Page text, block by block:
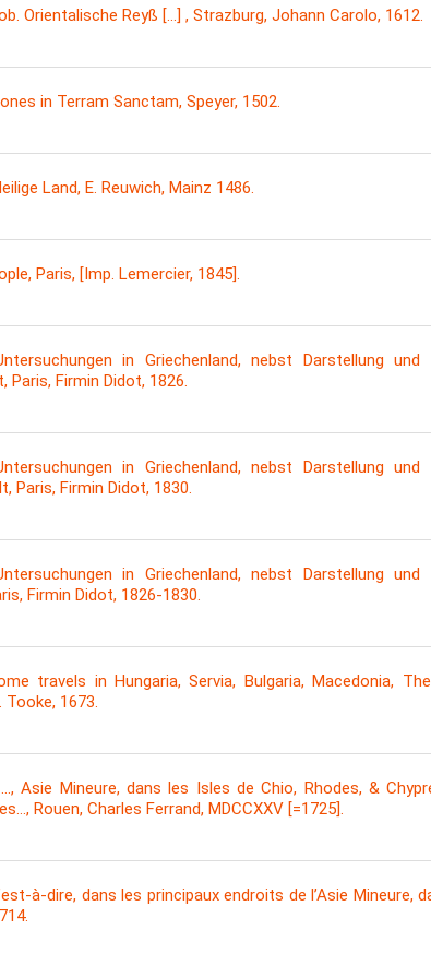
Orientalische Reyß [...] , Strazburg, Johann Carolo, 1612.
in Terram Sanctam, Speyer, 1502.
Land, E. Reuwich, Mainz 1486.
Paris, [Imp. Lemercier, 1845].
in Griechenland, nebst Darstellung und
Paris, Firmin Didot, 1826.
in Griechenland, nebst Darstellung und
Paris, Firmin Didot, 1830.
in Griechenland, nebst Darstellung und
Firmin Didot, 1826-1830.
travels in Hungaria, Servia, Bulgaria, Macedonia,
Tooke, 1673.
Asie Mineure, dans les Isles de Chio, Rhodes, &
Rouen, Charles Ferrand, MDCCXXV [=1725].
à-dire, dans les principaux endroits de l’Asie Mineure,